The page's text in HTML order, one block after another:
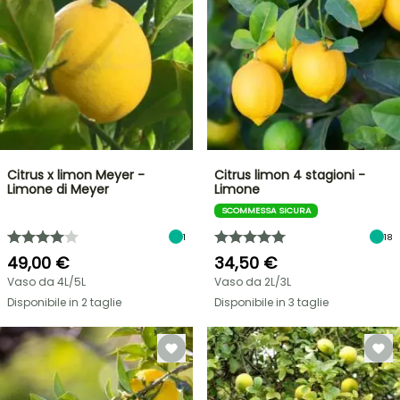
Citrus x limon Meyer -
Limone di Meyer
1
49,00 €
Vaso da 4L/5L
Disponibile in 2 taglie
Citrus limon 4 stagioni -
Limone
SCOMMESSA SICURA
18
34,50 €
Vaso da 2L/3L
Disponibile in 3 taglie